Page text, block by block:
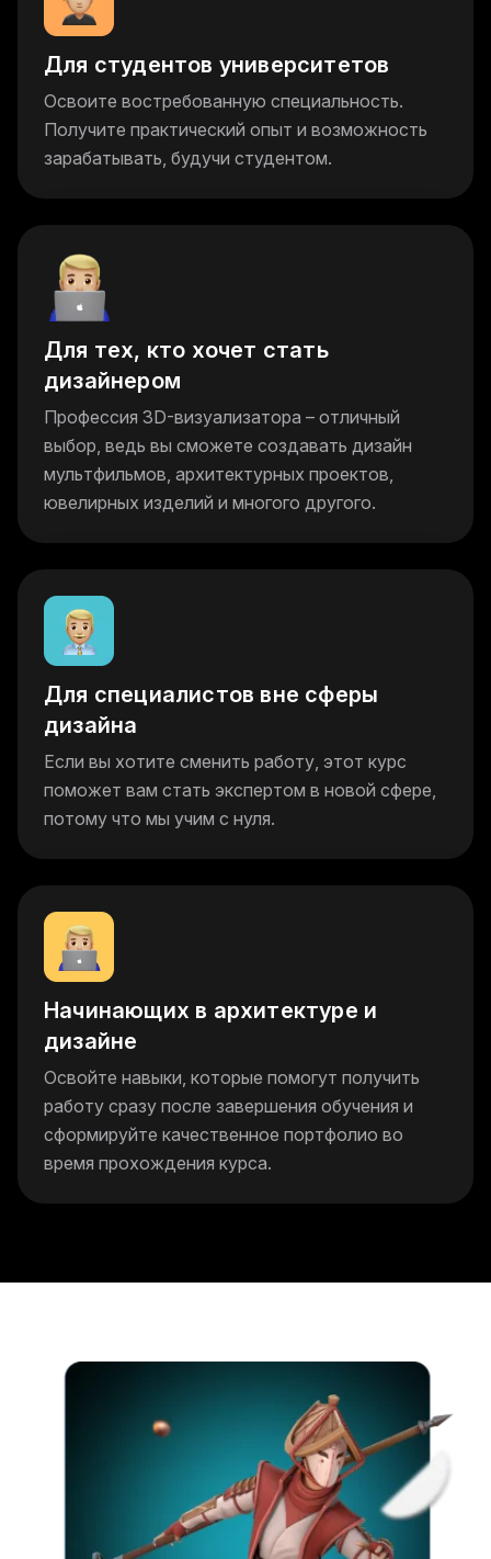
Для студентов университетов
Освоите востребованную специальность.
Получите практический опыт и возможность
зарабатывать, будучи студентом.
Для тех, кто хочет стать
дизайнером
Профессия 3D-визуализатора – отличный
выбор, ведь вы сможете создавать дизайн
мультфильмов, архитектурных проектов,
ювелирных изделий и многого другого.
Для специалистов вне сферы
дизайна
Если вы хотите сменить работу, этот курс
поможет вам стать экспертом в новой сфере,
потому что мы учим с нуля.
Начинающих в архитектуре и
дизайне
Освойте навыки, которые помогут получить
работу сразу после завершения обучения и
сформируйте качественное портфолио во
время прохождения курса.